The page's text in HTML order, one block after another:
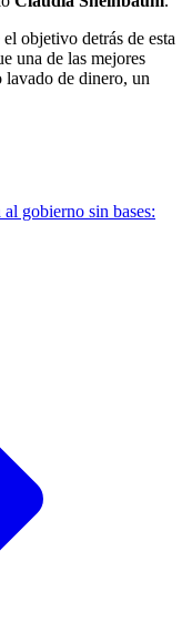
objetivo detrás de esta
una de las mejores
lavado de dinero, un
gobierno sin bases: